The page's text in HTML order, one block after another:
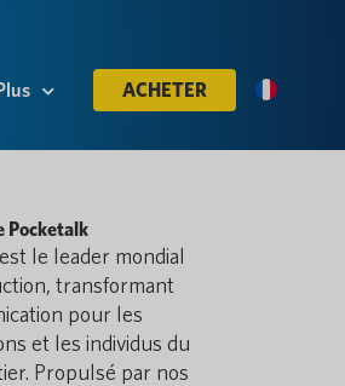
ACHETER
Pocketalk
le leader mondial
transformant
pour les
et les individus du
Propulsé par nos